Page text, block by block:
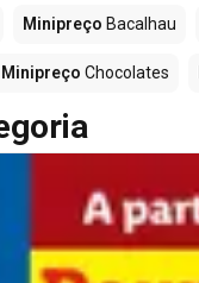
Minipreço Bacalhau
Minipreço Chocolates